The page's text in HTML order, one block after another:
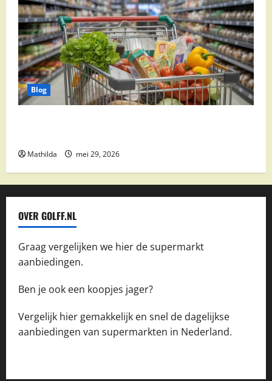
Blog
Mathilda mei 29, 2026
OVER GOLFF.NL
Graag vergelijken we hier de supermarkt
aanbiedingen.
Ben je ook een koopjes jager?
Vergelijk hier gemakkelijk en snel de dagelijkse
aanbiedingen van supermarkten in Nederland.